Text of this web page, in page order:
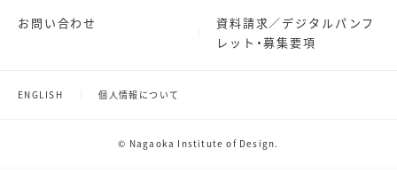
お問い合わせ
資料請求／デジタルパンフ
レット・募集要項
ENGLISH 個人情報について
© Nagaoka Institute of Design.